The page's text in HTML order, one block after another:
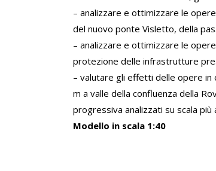
– analizzare e ottimizzare le
del nuovo ponte Visletto, della
– analizzare e ottimizzare le
protezione delle infrastrutture
– valutare gli effetti delle opere in
m a valle della confluenza della
progressiva analizzati su scala più
Modello in scala 1:40